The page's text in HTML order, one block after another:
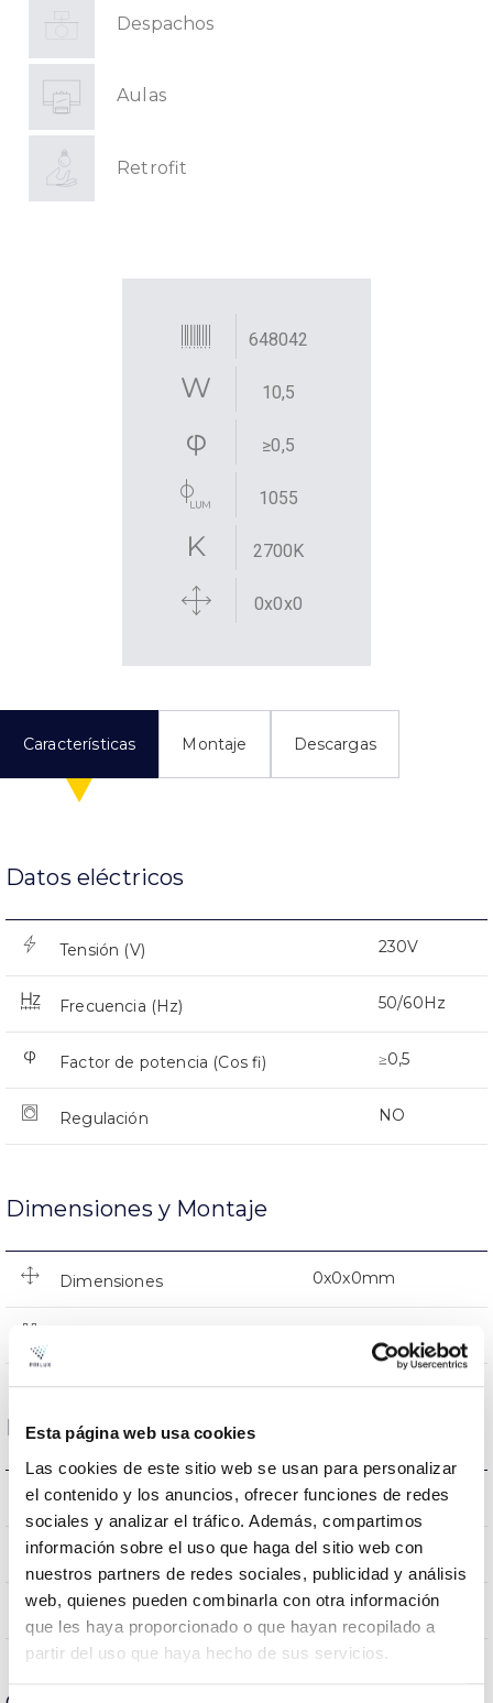
Esta página web usa cookies
Las cookies de este sitio web se usan para personalizar
el contenido y los anuncios, ofrecer funciones de redes
sociales y analizar el tráfico. Además, compartimos
información sobre el uso que haga del sitio web con
nuestros partners de redes sociales, publicidad y análisis
web, quienes pueden combinarla con otra información
que les haya proporcionado o que hayan recopilado a
partir del uso que haya hecho de sus servicios.
Despachos
Aulas
Retrofit
648042
10,5
≥0,5
1055
2700K
0x0x0
Características Montaje Descargas
Datos eléctricos
Tensión (V) 230V
Frecuencia (Hz) 50/60Hz
Factor de potencia (Cos fi) ≥0,5
Regulación NO
Dimensiones y Montaje
Dimensiones 0x0x0mm
Datos ópticos
Temperatura de color 2700K
CRI Índice de repr. cromática 80
Ángulo de apertura 220